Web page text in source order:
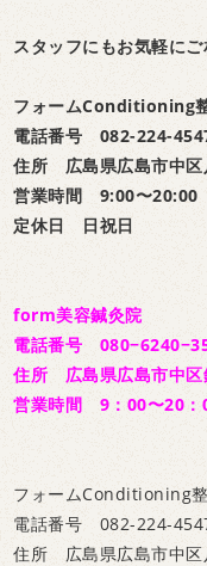
スタッフにもお気軽に
フォームConditioning
電話番号 082-224-
住所 広島県広島市中
営業時間 9:00〜20:00
定休日 日祝日
form美容鍼灸院
電話番号
住所 広島県広島市中
営業時間 9：00〜20：
フォームConditioning
電話番号 082-224-
住所 広島県広島市中